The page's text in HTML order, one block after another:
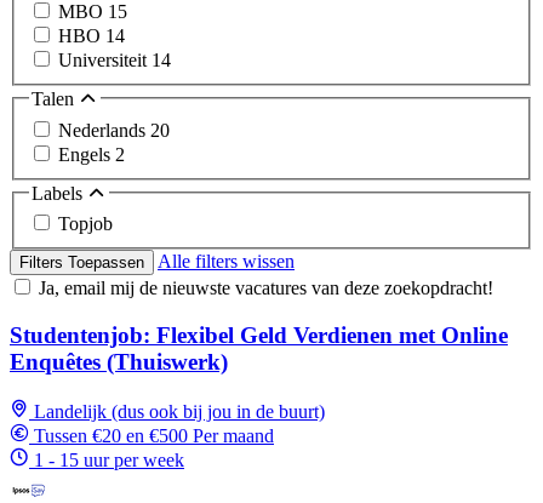
MBO 15
HBO 14
Universiteit 14
Talen
Nederlands 20
Engels 2
Labels
Topjob
Filters Toepassen
Alle filters wissen
Ja, email mij de nieuwste vacatures van deze zoekopdracht!
Studentenjob: Flexibel Geld Verdienen met Online
Enquêtes (Thuiswerk)
Landelijk (dus ook bij jou in de buurt)
Tussen €20 en €500 Per maand
1 - 15 uur per week